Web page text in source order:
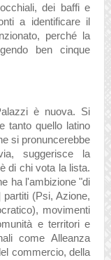
dei baffi e
a identificare il
perché la
ben cinque
è nuova. Si
tanto quello latino
si pronuncerebbe
suggerisce la
di chi vota la lista.
ha l'ambizione "di
(Psi, Azione,
movimenti
e territori e
come Alleanza
commercio, della